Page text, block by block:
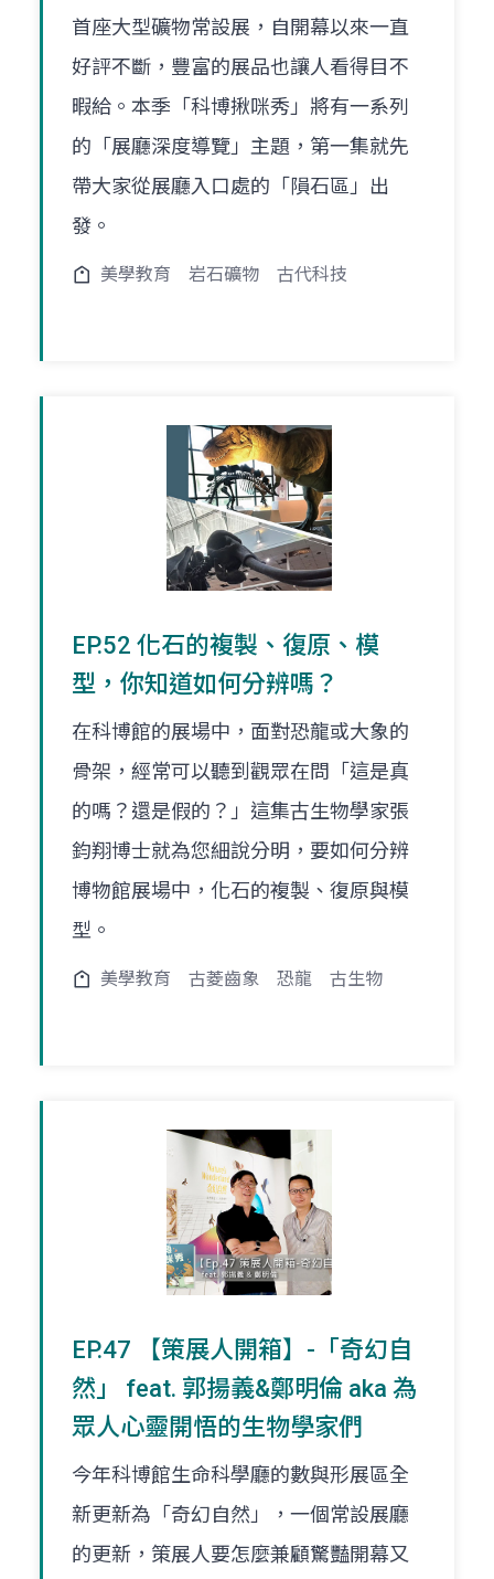
首座大型礦物常設展，自開幕以來一直
好評不斷，豐富的展品也讓人看得目不
暇給。本季「科博揪咪秀」將有一系列
的「展廳深度導覽」主題，第一集就先
帶大家從展廳入口處的「隕石區」出
發。
美學教育 岩石礦物 古代科技
EP.52 化石的複製、復原、模
型，你知道如何分辨嗎？
在科博館的展場中，面對恐龍或大象的
骨架，經常可以聽到觀眾在問「這是真
的嗎？還是假的？」這集古生物學家張
鈞翔博士就為您細說分明，要如何分辨
博物館展場中，化石的複製、復原與模
型。
美學教育 古菱齒象 恐龍 古生物
EP.47 【策展人開箱】-「奇幻自
然」 feat. 郭揚義&鄭明倫 aka 為
眾人心靈開悟的生物學家們
今年科博館生命科學廳的數與形展區全
新更新為「奇幻自然」，一個常設展廳
的更新，策展人要怎麼兼顧驚豔開幕又